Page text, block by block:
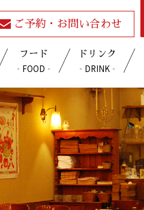
ご予約・お問い合わせ
フード
‐FOOD‐
ドリンク
‐DRINK‐